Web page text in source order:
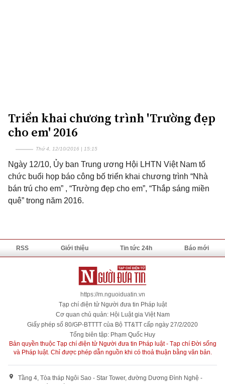
Triển khai chương trình 'Trường đẹp
cho em' 2016
Thứ 4, 12/10/2016 | 15:15
Ngày 12/10, Ủy ban Trung ương Hội LHTN Việt Nam tổ
chức buổi họp báo công bố triển khai chương trình “Nhà
bán trú cho em” , “Trường đẹp cho em”, “Thắp sáng miền
quê” trong năm 2016.
RSS Giới thiệu Tin tức 24h Báo mới
https://m.nguoiduatin.vn
Tạp chí điện tử Người đưa tin Pháp luật
Cơ quan chủ quản: Hội Luật gia Việt Nam
Giấy phép số 80/GP-BTTTT của Bộ TT&TT cấp ngày 27/2/2020
Tổng biên tập: Phạm Quốc Huy
Bản quyền thuộc Tạp chí điện tử Người đưa tin Pháp luật - Tạp chí Đời sống
và Pháp luật. Chỉ được phép dẫn nguồn khi có thoả thuận bằng văn bản.
Tầng 4, Tòa tháp Ngôi Sao - Star Tower, đường Dương Đình Nghệ -